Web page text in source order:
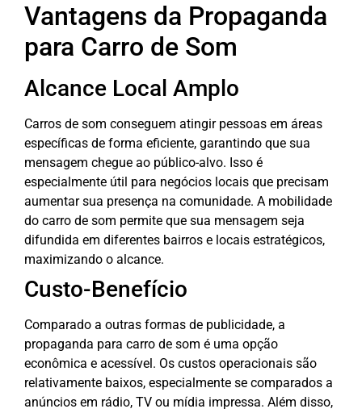
Vantagens da Propaganda
para Carro de Som
Alcance Local Amplo
Carros de som conseguem atingir pessoas em áreas
específicas de forma eficiente, garantindo que sua
mensagem chegue ao público-alvo. Isso é
especialmente útil para negócios locais que precisam
aumentar sua presença na comunidade. A mobilidade
do carro de som permite que sua mensagem seja
difundida em diferentes bairros e locais estratégicos,
maximizando o alcance.
Custo-Benefício
Comparado a outras formas de publicidade, a
propaganda para carro de som é uma opção
econômica e acessível. Os custos operacionais são
relativamente baixos, especialmente se comparados a
anúncios em rádio, TV ou mídia impressa. Além disso,